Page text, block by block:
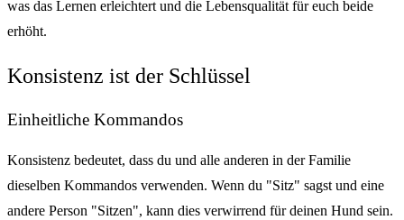
was das Lernen erleichtert und die Lebensqualität für euch beide
erhöht.
Konsistenz ist der Schlüssel
Einheitliche Kommandos
Konsistenz bedeutet, dass du und alle anderen in der Familie
dieselben Kommandos verwenden. Wenn du "Sitz" sagst und eine
andere Person "Sitzen", kann dies verwirrend für deinen Hund sein.